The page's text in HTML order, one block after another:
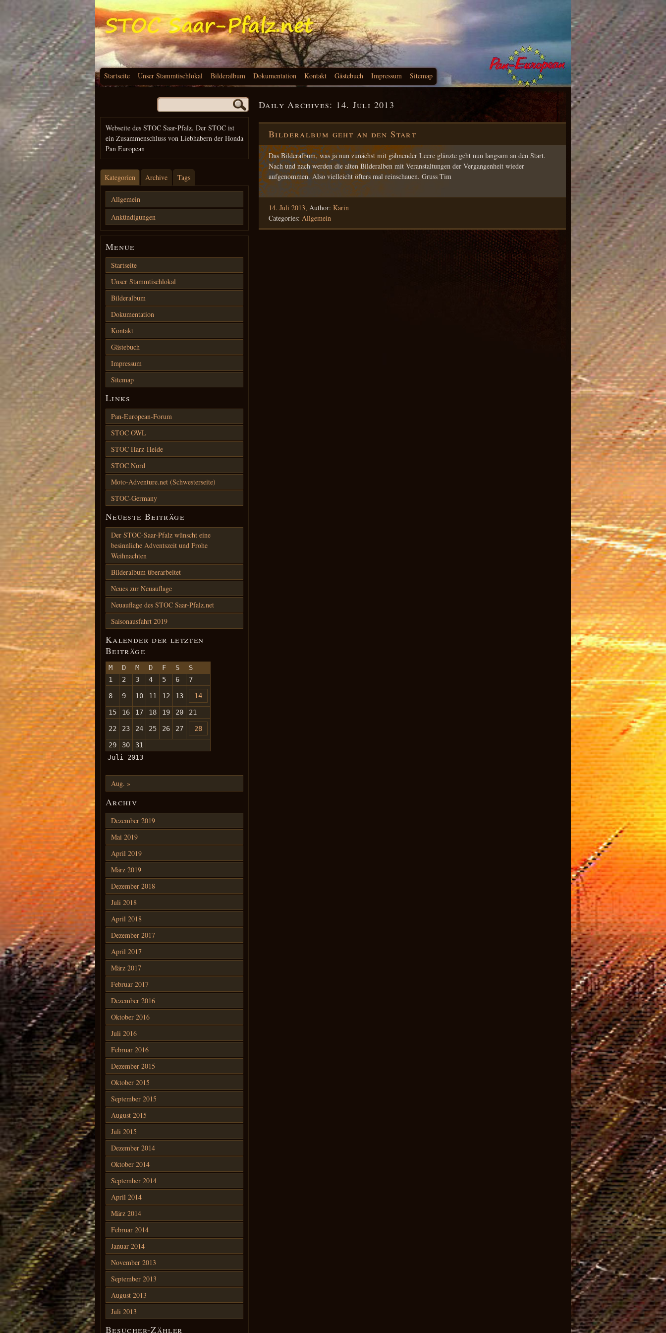
Startseite Unser Stammtischlokal Bilderalbum Dokumentation Kontakt Gästebuch Impressum Sitemap
Daily Archives: 14. Juli 2013
Bilderalbum geht an den Start
Das Bilderalbum, was ja nun zunächst mit gähnender Leere glänzte geht nun langsam an den Start.
Nach und nach werden die alten Bilderalben mit Veranstaltungen der Vergangenheit wieder
aufgenommen. Also vielleicht öfters mal reinschauen. Gruss Tim
14. Juli 2013, Author: Karin
Categories: Allgemein
nach:
Webseite des STOC Saar-Pfalz. Der STOC ist
ein Zusammenschluss von Liebhabern der Honda
Pan European
Kategorien Archive Tags
Allgemein
Ankündigungen
Menue
Startseite
Unser Stammtischlokal
Bilderalbum
Dokumentation
Kontakt
Gästebuch
Impressum
Sitemap
Links
Pan-European-Forum
STOC OWL
STOC Harz-Heide
STOC Nord
Moto-Adventure.net (Schwesterseite)
STOC-Germany
Neueste Beiträge
Der STOC-Saar-Pfalz wünscht eine
besinnliche Adventszeit und Frohe
Weihnachten
Bilderalbum überarbeitet
Neues zur Neuauflage
Neuauflage des STOC Saar-Pfalz.net
Saisonausfahrt 2019
Kalender der letzten
Beiträge
Juli 2013
M D M D F S
S
1
2 3 4 5 6 7
8 9 10 11 12 13 14
15 16 17 18 19 20 21
22 23 24 25 26 27 28
29 30 31
Aug. »
Archiv
Dezember 2019
Mai 2019
April 2019
März 2019
Dezember 2018
Juli 2018
April 2018
Dezember 2017
April 2017
März 2017
Februar 2017
Dezember 2016
Oktober 2016
Juli 2016
Februar 2016
Dezember 2015
Oktober 2015
September 2015
August 2015
Juli 2015
Dezember 2014
Oktober 2014
September 2014
April 2014
März 2014
Februar 2014
Januar 2014
November 2013
September 2013
August 2013
Juli 2013
Besucher-Zähler